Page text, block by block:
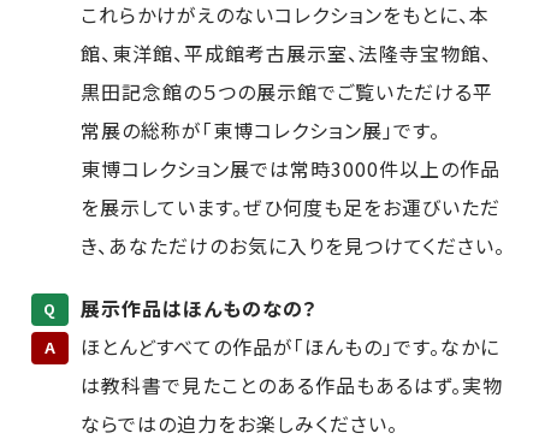
これらかけがえのないコレクションをもとに、本
館、東洋館、平成館考古展示室、法隆寺宝物館、
黒田記念館の５つの展示館でご覧いただける平
常展の総称が「東博コレクション展」です。
東博コレクション展では常時3000件以上の作品
を展示しています。ぜひ何度も足をお運びいただ
き、あなただけのお気に入りを見つけてください。
Q 展示作品はほんものなの？
A
ほとんどすべての作品が「ほんもの」です。なかに
は教科書で見たことのある作品もあるはず。実物
ならではの迫力をお楽しみください。